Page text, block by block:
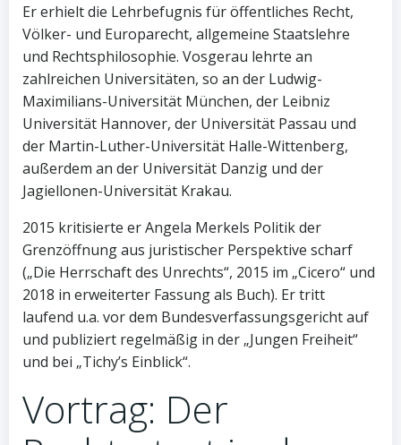
Er erhielt die Lehrbefugnis für öffentliches Recht,
Völker- und Europarecht, allgemeine Staatslehre
und Rechtsphilosophie. Vosgerau lehrte an
zahlreichen Universitäten, so an der Ludwig-
Maximilians-Universität München, der Leibniz
Universität Hannover, der Universität Passau und
der Martin-Luther-Universität Halle-Wittenberg,
außerdem an der Universität Danzig und der
Jagiellonen-Universität Krakau.
2015 kritisierte er Angela Merkels Politik der
Grenzöffnung aus juristischer Perspektive scharf
(„Die Herrschaft des Unrechts“, 2015 im „Cicero“ und
2018 in erweiterter Fassung als Buch). Er tritt
laufend u.a. vor dem Bundesverfassungsgericht auf
und publiziert regelmäßig in der „Jungen Freiheit“
und bei „Tichy’s Einblick“.
Vortrag: Der